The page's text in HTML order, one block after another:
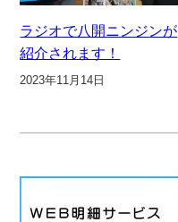
ラジオで八開ニンジンが
紹介されます！
2023年11月14日